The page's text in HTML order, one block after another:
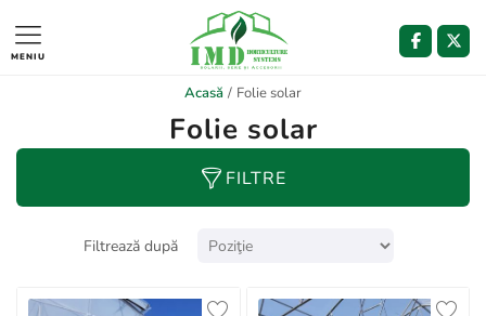
MENIU
Acasă / Folie solar
Folie solar
FILTRE
Filtrează după